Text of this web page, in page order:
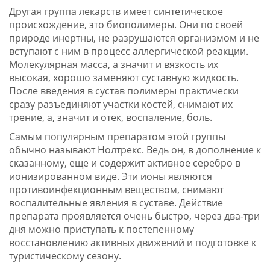
Другая группа лекарств имеет синтетическое
происхождение, это биополимеры. Они по своей
природе инертны, не разрушаются организмом и не
вступают с ним в процесс аллергической реакции.
Молекулярная масса, а значит и вязкость их
высокая, хорошо заменяют суставную жидкость.
После введения в сустав полимеры практически
сразу разъединяют участки костей, снимают их
трение, а, значит и отек, воспаление, боль.
Самым популярным препаратом этой группы
обычно называют Нолтрекс. Ведь он, в дополнение к
сказанному, еще и содержит активное серебро в
ионизированном виде. Эти ионы являются
противоинфекционным веществом, снимают
воспалительные явления в суставе. Действие
препарата проявляется очень быстро, через два-три
дня можно приступать к постепенному
восстановлению активных движений и подготовке к
туристическому сезону.